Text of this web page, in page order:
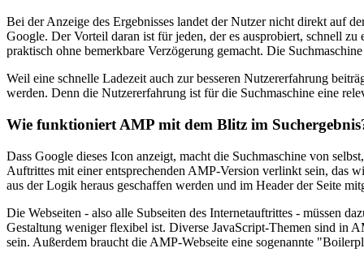
Bei der Anzeige des Ergebnisses landet der Nutzer nicht direkt auf
Google. Der Vorteil daran ist für jeden, der es ausprobiert, schnell zu
praktisch ohne bemerkbare Verzögerung gemacht. Die
Weil eine schnelle Ladezeit auch zur besseren Nutzererfahrung
werden. Denn die Nutzererfahrung ist für die Suchmaschine eine
Wie funktioniert AMP mit dem Blitz im
Dass Google dieses Icon anzeigt, macht die Suchmaschine von
Auftrittes mit einer entsprechenden AMP-Version verlinkt sein, das
aus der Logik heraus geschaffen werden und im Header der Seite
Die Webseiten - also alle Subseiten des Internetauftrittes - müssen
Gestaltung weniger flexibel ist. Diverse JavaScript-Themen sind in
sein. Außerdem braucht die AMP-Webseite eine sogenannte